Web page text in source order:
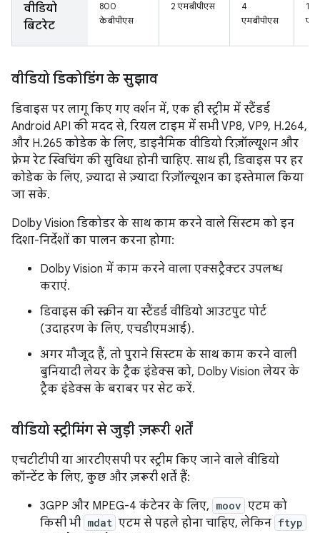
वीडियो
बिटरेट
800
केबीपीएस
2 एमबीपीएस
4
एमबीपीएस
10
वीडियो डिकोडिंग के सुझाव
डिवाइस पर लागू किए गए वर्शन में, एक ही स्ट्रीम में स्टैंडर्ड
Android API की मदद से, रियल टाइम में सभी VP8, VP9, H.264,
और H.265 कोडेक के लिए, डाइनैमिक वीडियो रिज़ॉल्यूशन और
फ़्रेम रेट स्विचिंग की सुविधा होनी चाहिए. साथ ही, डिवाइस पर हर
कोडेक के लिए, ज़्यादा से ज़्यादा रिज़ॉल्यूशन का इस्तेमाल किया
जा सके.
Dolby Vision डिकोडर के साथ काम करने वाले सिस्टम को इन
दिशा-निर्देशों का पालन करना होगा:
Dolby Vision में काम करने वाला एक्सट्रैक्टर उपलब्ध
कराएं.
डिवाइस की स्क्रीन या स्टैंडर्ड वीडियो आउटपुट पोर्ट
(उदाहरण के लिए, एचडीएमआई).
अगर मौजूद हैं, तो पुराने सिस्टम के साथ काम करने वाली
बुनियादी लेयर के ट्रैक इंडेक्स को, Dolby Vision लेयर के
ट्रैक इंडेक्स के बराबर पर सेट करें.
वीडियो स्ट्रीमिंग से जुड़ी ज़रूरी शर्तें
एचटीटीपी या आरटीएसपी पर स्ट्रीम किए जाने वाले वीडियो
कॉन्टेंट के लिए, कुछ और ज़रूरी शर्तें हैं:
3GPP और MPEG-4 कंटेनर के लिए, moov एटम को
किसी भी mdat एटम से पहले होना चाहिए, लेकिन ftyp